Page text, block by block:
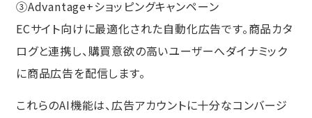
③Advantage+ショッピングキャンペーン
ECサイト向けに最適化された自動化広告です。商品カタ
ログと連携し、購買意欲の高いユーザーへダイナミック
に商品広告を配信します。
これらのAI機能は、広告アカウントに十分なコンバージ